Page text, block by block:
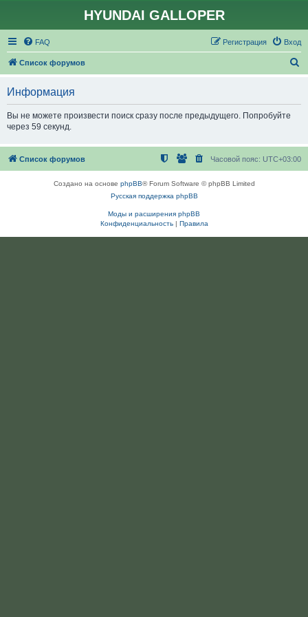
HYUNDAI GALLOPER
FAQ Вход
Регистрация
Список форумов
Информация
Вы не можете произвести поиск сразу после предыдущего. Попробуйте
через 59 секунд.
Список форумов Часовой пояс: UTC+03:00
Создано на основе phpBB® Forum Software © phpBB Limited
Русская поддержка phpBB
Моды и расширения phpBB
Конфиденциальность| Правила